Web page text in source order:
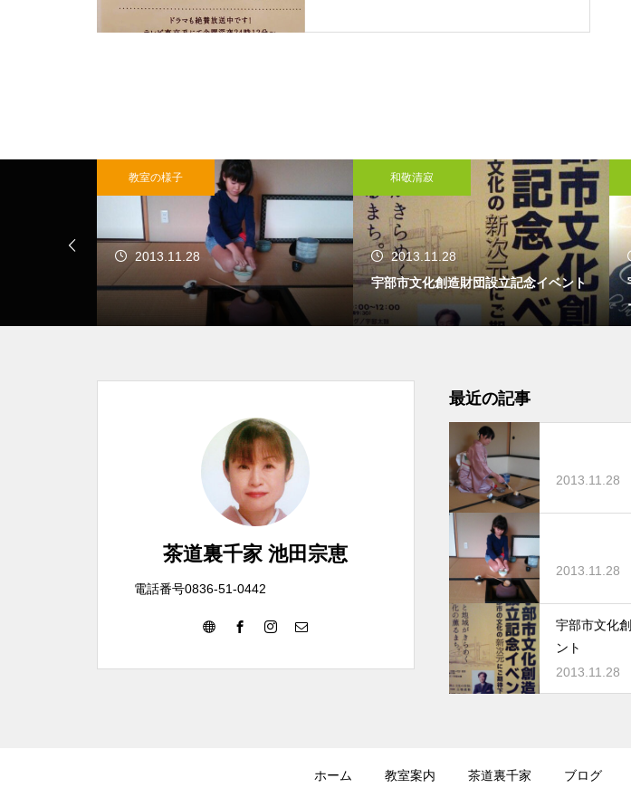
た
お朔日詣りをさせて頂きまし
た。
俺クラマ
教室の様子
2013.11.28
和敬清寂
2013.11.28
宇部市文化創造財団設立記念イベント
茶道裏千家 池田宗恵
電話番号0836-51-0442
最近の記事
2013.11.28
2013.11.28
宇部市文化
ント
2013.11.28
ホーム 教室案内 茶道裏千家 ブログ